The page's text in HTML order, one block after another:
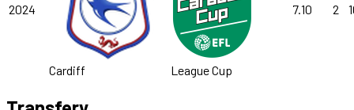
2024
Cardiff League Cup
7.10 2